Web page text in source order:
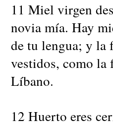
11 Miel virgen
novia mía. Hay
de tu lengua; y la
vestidos, como la
Líbano.
12 Huerto eres